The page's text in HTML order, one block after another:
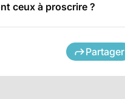
ceux à proscrire ?
Partager